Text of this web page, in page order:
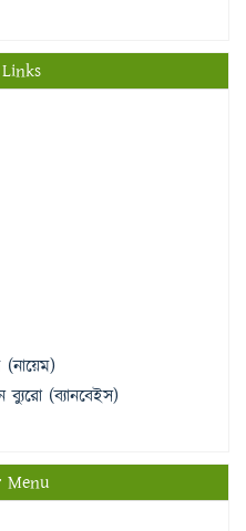
(নায়েম)
ব্যুরো (ব্যানবেইস)
Menu